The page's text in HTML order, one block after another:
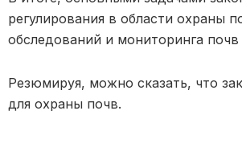
регулирования в области охраны
обследований и мониторинга
Резюмируя, можно сказать, что
для охраны почв.